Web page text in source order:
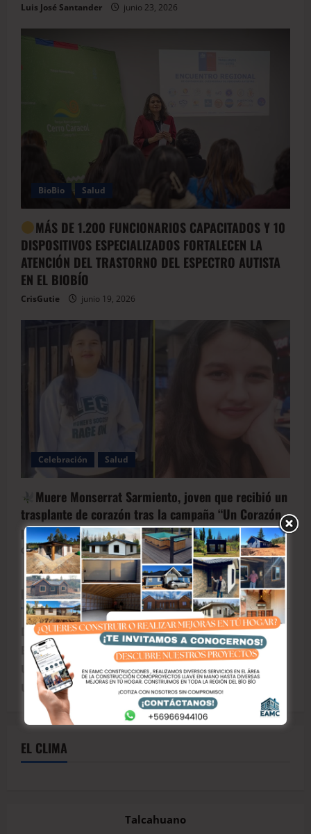
Luis José Santander junio 23, 2026
BioBio Salud
MÁS DE 1.200 FUNCIONARIOS CAPACITADOS Y 10
DISPOSITIVOS ESPECIALIZADOS FORTALECEN LA
ATENCIÓN DEL TRASTORNO DEL ESPECTRO AUTISTA
EN EL BIOBÍO
CrisGutie junio 19, 2026
Celebración Salud
Muere Monserrat Sarmiento, joven que recibió un
trasplante de corazón tras la campaña “Un Corazón
para Monse”
CrisGutie junio 17, 2026
INDICADORES ECONÓMICOS
Dólar observado: CLP$ 914
Euro: CLP$ 1.053
Unidad de fomento (UF): CLP$ 40.845
Unidad Tributaria Mensual (UTM): CLP$ 71.649
EL CLIMA
Talcahuano